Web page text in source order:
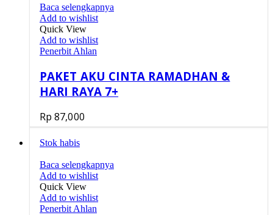
Baca selengkapnya
Add to wishlist
Quick View
Add to wishlist
Penerbit Ahlan
PAKET AKU CINTA RAMADHAN &
HARI RAYA 7+
Rp 87,000
Stok habis
Baca selengkapnya
Add to wishlist
Quick View
Add to wishlist
Penerbit Ahlan